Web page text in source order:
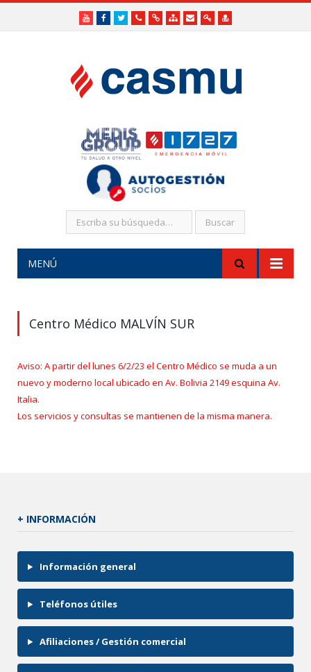
YoutubeFacebook
TwitterTeléfonos
EnlacesMapaFormularios
AccesoAcceso
MENÚ
Centro Médico MALVÍN SUR
Aviso: A partir del lunes 6/2/23 el Centro Médico se muda a un
nuevo y moderno local ubicado en Av. Bolivia 2149 esquina Av.
Italia.
Los servicios y consultas se mantienen de la misma manera.
+ INFORMACIÓN
Información general
Teléfonos útiles
Afiliaciones / Gestión comercial